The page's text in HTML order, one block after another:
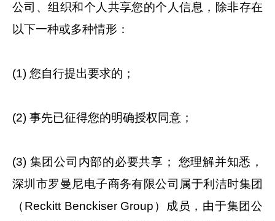
公司、组织和个人共享您的个人信息，除非存在
以下一种或多种情形：
(1) 您自行提出要求的；
(2) 事先已征得您的明确授权同意；
(3) 集团公司内部的必要共享； 您理解并知悉，
深圳市罗曼尼电子商务有限公司属于利洁时集团
（Reckitt Benckiser Group）成员，由于集团公